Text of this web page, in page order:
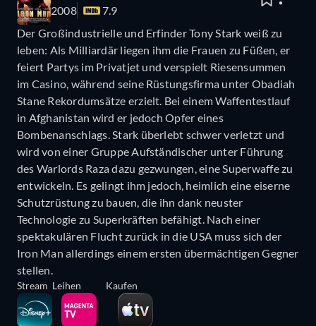
2008
7.9
Der Großindustrielle und Erfinder Tony Stark weiß zu
leben: Als Milliardär liegen ihm die Frauen zu Füßen, er
feiert Partys im Privatjet und verspielt Riesensummen
im Casino, während seine Rüstungsfirma unter Obadiah
Stane Rekordumsätze erzielt. Bei einem Waffentestlauf
in Afghanistan wird er jedoch Opfer eines
Bombenanschlags. Stark überlebt schwer verletzt und
wird von einer Gruppe Aufständischer unter Führung
des Warlords Raza dazu gezwungen, eine Superwaffe zu
entwickeln. Es gelingt ihm jedoch, heimlich eine eiserne
Schutzrüstung zu bauen, die ihn dank neuster
Technologie zu Superkräften befähigt. Nach einer
spektakulären Flucht zurück in die USA muss sich der
Iron Man allerdings einem ersten übermächtigen Gegner
stellen.
Stream Leihen Kaufen